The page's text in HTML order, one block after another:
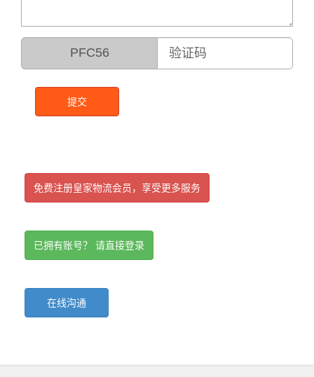
PFC56
提交
免费注册皇家物流会员，享受更多服务
已拥有账号？ 请直接登录
在线沟通